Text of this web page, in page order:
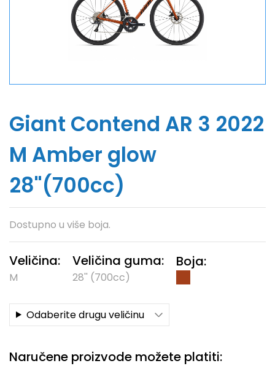
Giant Contend AR 3 2022
M Amber glow
28''(700cc)
Dostupno u više boja.
Veličina:
M
Veličina guma:
28'' (700cc)
Boja:
Odaberite drugu veličinu
Naručene proizvode možete platiti: